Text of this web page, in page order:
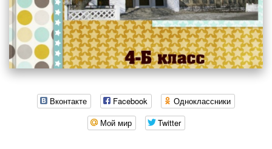
Вконтакте Facebook
Одноклассники
Мой мир
Twitter